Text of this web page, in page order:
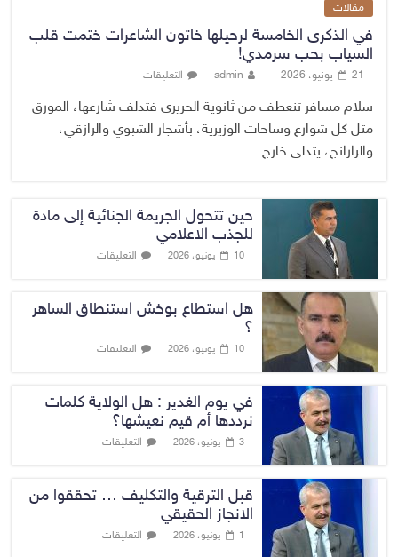
مقالات
في الذكرى الخامسة لرحيلها خاتون الشاعرات ختمت قلب
السياب بحب سرمدي!
21 يونيو، 2026 admin التعليقات
سلام مسافر تنعطف من ثانوية الحريري فتدلف شارعها، المورق
مثل كل شوارع وساحات الوزيرية، بأشجار الشبوي والرازقي،
والرارانج، يتدلى خارج
حين تتحول الجريمة الجنائية إلى مادة
للجذب الاعلامي
10 يونيو، 2026 التعليقات
هل استطاع بوخش استنطاق الساهر
؟
10 يونيو، 2026 التعليقات
في يوم الغدير : هل الولاية كلمات
نرددها أم قيم نعيشها؟
3 يونيو، 2026 التعليقات
قبل الترقية والتكليف … تحققوا من
الانجاز الحقيقي
1 يونيو، 2026 التعليقات